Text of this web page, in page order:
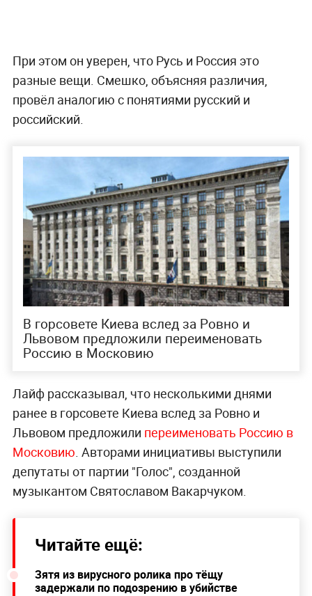
При этом он уверен, что Русь и Россия это
разные вещи. Смешко, объясняя различия,
провёл аналогию с понятиями русский и
российский.
В горсовете Киева вслед за Ровно и
Львовом предложили переименовать
Россию в Московию
Лайф рассказывал, что несколькими днями
ранее в горсовете Киева вслед за Ровно и
Львовом предложили переименовать Россию в
Московию. Авторами инициативы выступили
депутаты от партии "Голос", созданной
музыкантом Святославом Вакарчуком.
Читайте ещё:
Зятя из вирусного ролика про тёщу
задержали по подозрению в убийстве